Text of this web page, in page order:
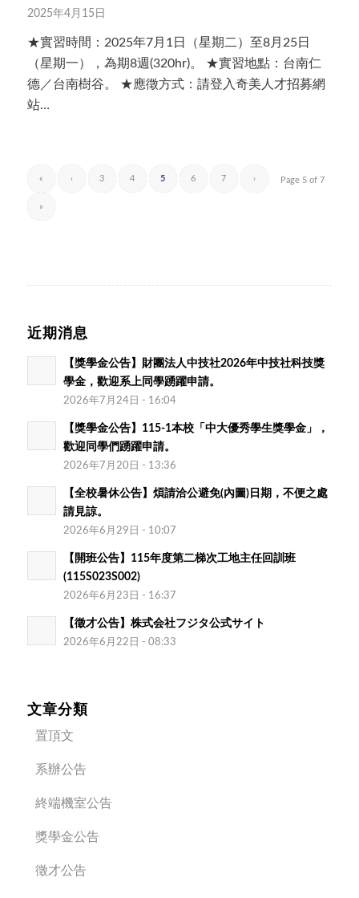
2025年4月15日
★實習時間：2025年7月1日（星期二）至8月25日
（星期一），為期8週(320hr)。 ★實習地點：台南仁
德／台南樹谷。 ★應徵方式：請登入奇美人才招募網
站…
Page 5 of 7
« ‹ 3 4 5 6 7 ›
»
近期消息
【獎學金公告】財團法人中技社2026年中技社科技獎
學金，歡迎系上同學踴躍申請。
2026年7月24日 - 16:04
【獎學金公告】115-1本校「中大優秀學生獎學金」，
歡迎同學們踴躍申請。
2026年7月20日 - 13:36
【全校暑休公告】煩請洽公避免(內圖)日期，不便之處
請見諒。
2026年6月29日 - 10:07
【開班公告】115年度第二梯次工地主任回訓班
(115S023S002)
2026年6月23日 - 16:37
【徵才公告】株式会社フジタ公式サイト
2026年6月22日 - 08:33
文章分類
置頂文
系辦公告
終端機室公告
獎學金公告
徵才公告